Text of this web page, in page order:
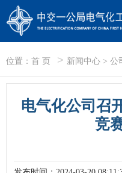
位置： 首 页 > 新闻中心 > 公
电气化公司召
竞